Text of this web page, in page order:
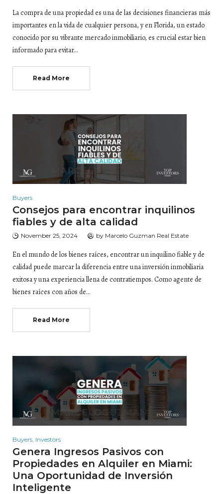
La compra de una propiedad es una de las decisiones financieras más
importantes en la vida de cualquier persona, y en Florida, un estado
conocido por su vibrante mercado inmobiliario, es crucial estar bien
informado para evitar…
Read More
Buyers
Consejos para encontrar inquilinos
fiables y de alta calidad
November 25, 2024 by Marcelo Guzman Real Estate
En el mundo de los bienes raíces, encontrar un inquilino fiable y de
calidad puede marcar la diferencia entre una inversión inmobiliaria
exitosa y una experiencia llena de contratiempos. Como agente de
bienes raíces con años de…
Read More
Buyers Investors
Genera Ingresos Pasivos con
Propiedades en Alquiler en Miami:
Una Oportunidad de Inversión
Inteligente